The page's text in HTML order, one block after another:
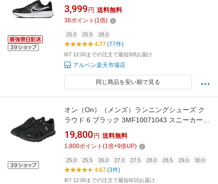
陸上/ランニング ランニングシューズ : ブラック
×ライトグレー NIKE imbkk
3,999 円 送料無料
36ポイント (1倍)
25.0 25.5 28.0
4.77(77件)
8/7 12:00までの注文で最短8/8お届け
アルペン楽天市場店
同じ商品を安い順で見る
オン（On）（メンズ）ランニングシューズ ク
ラウド 6 ブラック 3MF10071043 スニーカー
軽量 快適 スタイリッシュ ジョギング ウォーキ
ング Cloud 6
19,800 円 送料無料
1,800ポイント (1倍+9倍UP)
25.0 25.5 26.0 27.0 27.5 28.0 28.5 29.0 30.0
4.67(3件)
8/7 12:00までの注文で最短8/10お届け